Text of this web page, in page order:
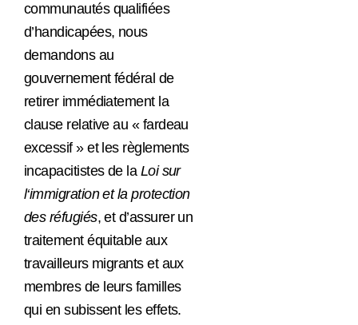
communautés qualifiées
d’handicapées, nous
demandons au
gouvernement fédéral de
retirer immédiatement la
clause relative au « fardeau
excessif » et les règlements
incapacitistes de la Loi sur
l‘immigration et la protection
des réfugiés, et d’assurer un
traitement équitable aux
travailleurs migrants et aux
membres de leurs familles
qui en subissent les effets.